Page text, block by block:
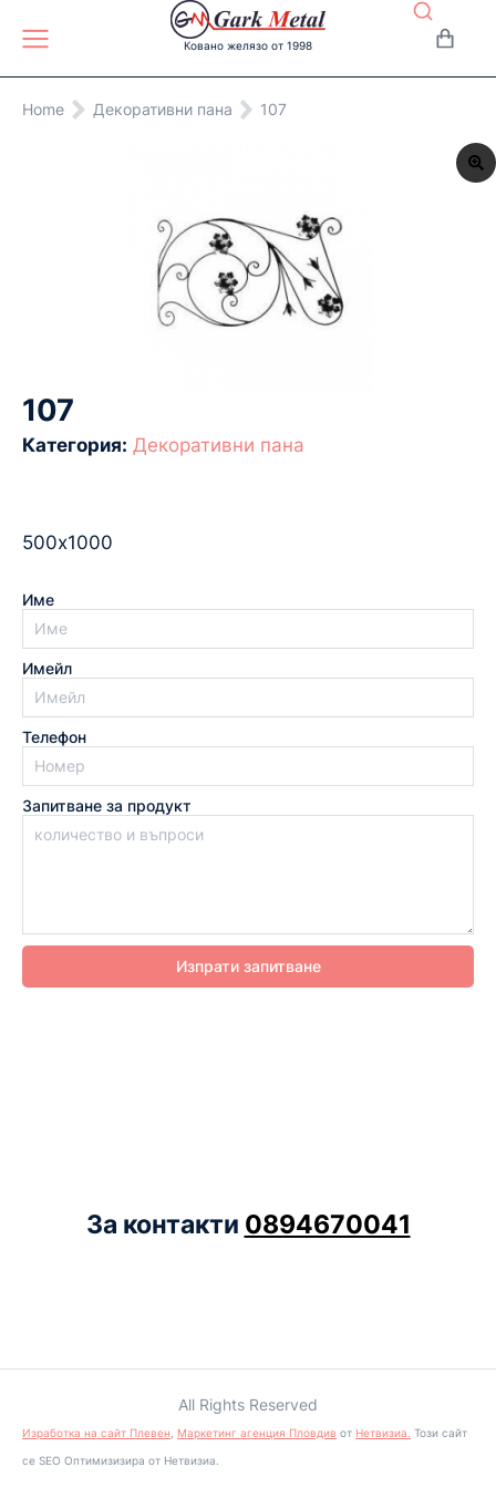
Ковано желязо от 1998
You are here:
Home Декоративни пана 107
107
Категория: Декоративни пана
500х1000
Име
Имейл
Телефон
Запитване за продукт
Изпрати запитване
За контакти 0894670041
All Rights Reserved
Изработка на сайт Плевен Маркетинг агенция Пловдив от Нетвизиа. Този сайт
се SEO Оптимизизира от Нетвизиа.